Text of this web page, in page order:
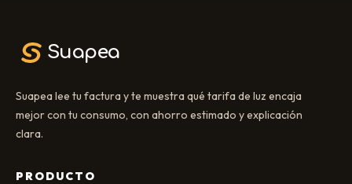
Suapea
Suapea lee tu factura y te muestra qué tarifa de luz encaja
mejor con tu consumo, con ahorro estimado y explicación
clara.
PRODUCTO